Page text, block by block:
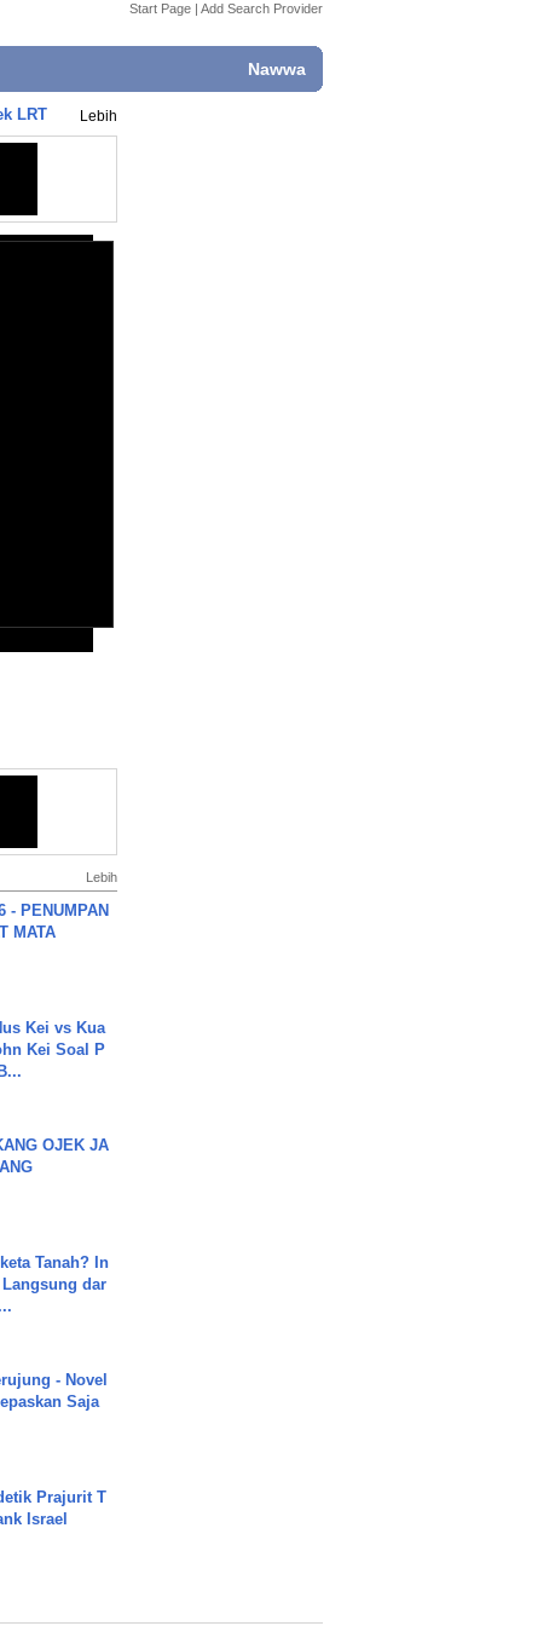
Start Page | Add Search Provider
Nawwa
LRT Lebih
Lebih
- PENUMPAN
MATA
Kei vs Kua
Kei Soal P
OJEK JA
Tanah? In
dar
- Novel
Saja
Prajurit T
Israel